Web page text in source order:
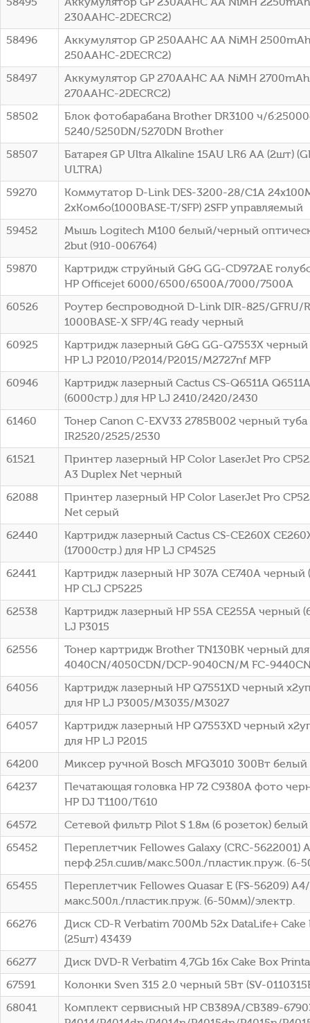
230AAHC-2DECRC2)
58496
Аккумулятор GP 250AAHC AA NiMH
250AAHC-2DECRC2)
58497
Аккумулятор GP 270AAHC AA NiMH
270AAHC-2DECRC2)
58502
Блок фотобарабана Brother DR3100 ч/
5240/5250DN/5270DN Brother
58507
Батарея GP Ultra Alkaline 15AU LR6 AA (2шт)
ULTRA)
59270
Коммутатор D-Link DES-3200-28/C1A
2xКомбо(1000BASE-T/SFP) 2SFP управляемый
59452
Мышь Logitech M100 белый/черный
2but (910-006764)
59870
Картридж струйный G&G GG-CD972AE
HP Officejet 6000/6500/6500A/7000/7500A
60526
Роутер беспроводной D-Link DIR-825/GFRU/
1000BASE-X SFP/4G ready черный
60925
Картридж лазерный G&G GG-Q7553X черный
HP LJ P2010/P2014/P2015/M2727nf MFP
60946
Картридж лазерный Cactus CS-Q6511A
(6000стр.) для HP LJ 2410/2420/2430
61460
Тонер Canon C-EXV33 2785B002 черный
IR2520/2525/2530
61521
Принтер лазерный HP Color LaserJet Pro
A3 Duplex Net черный
62088
Принтер лазерный HP Color LaserJet Pro
Net серый
62440
Картридж лазерный Cactus CS-CE260X
(17000стр.) для HP LJ CP4525
62441
Картридж лазерный HP 307A CE740A черный
HP CLJ CP5225
62538
Картридж лазерный HP 55A CE255A черный
LJ P3015
62556
Тонер картридж Brother TN130BK черный
4040CN/4050CDN/DCP-9040CN/M FC-
64056
Картридж лазерный HP Q7551XD черный
для HP LJ P3005/M3035/M3027
64057
Картридж лазерный HP Q7553XD черный
для HP LJ P2015
64200
Миксер ручной Bosch MFQ3010 300Вт белый
64237
Печатающая головка HP 72 C9380A фото
HP DJ T1100/T610
64572
Сетевой фильтр Pilot S 1.8м (6 розеток)
65452
Переплетчик Fellowes Galaxy (CRC-5622001)
перф.25л.сшив/макс.500л./пластик.пруж. (6-
65455
Переплетчик Fellowes Quasar E (FS-56209)
макс.500л./пластик.пруж. (6-50мм)/электр.
66276
Диск CD-R Verbatim 700Mb 52x DataLife+ Cake
(25шт) 43439
66277
Диск DVD-R Verbatim 4,7Gb 16x Cake Box
67591
Колонки Sven 315 2.0 черный 5Вт (SV-
68041
Комплект сервисный HP CB389A/CB389-